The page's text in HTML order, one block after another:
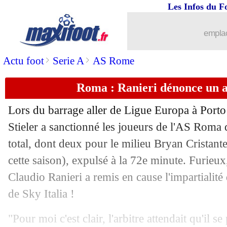
Actu foot> Serie A> AS Rome
Les Infos du
Roma : Ranieri dénonce
Lors du barrage aller de Ligue Europa à
Stieler a sanctionné les joueurs de l'AS Roma
total, dont deux pour le milieu Bryan Cristante
cette saison), expulsé à la 72e minute.
Claudio Ranieri a remis en cause
de Sky Italia !
"Pour moi c'est clair, l'arbitre attendait qu'il se
: Deschamps juge le collectif
14/02 OM: Nadir évoque le style De Zerbi
14/02 Arsenal: Arteta revient sur le mercato
14/02 Lille: N. Bentaleb - "une délivrance"
14/02 PSG: Arsenal, déclic de Dembélé
14/02 Man City: au moins 2 mois sans
LFP : DAZN, la Ligue va payer les